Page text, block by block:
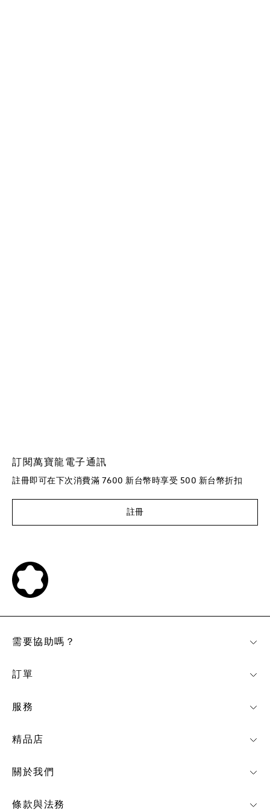
訂閱萬寶龍電子通訊
註冊即可在下次消費滿 7600 新台幣時享受 500 新台幣折扣
註冊
需要協助嗎？
訂單
服務
精品店
關於我們
條款與法務